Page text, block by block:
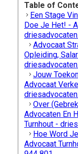
Table of
Een Stage
Doe Je Het! -
Advocaat
Opleiding,
Jouw
Advocaat
Over
Advocaten En
Turnhout -
Hoe Word
Advocaat